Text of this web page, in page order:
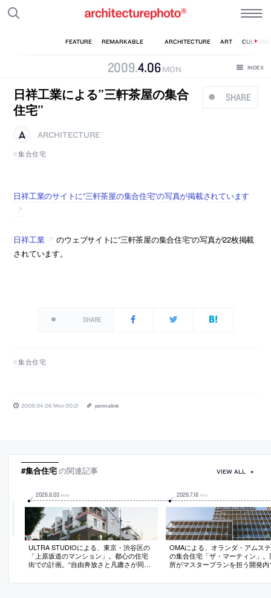
2009.4.06 MON
SHARE
日祥工業による”三軒茶屋の集合
住宅”
ARCHITECTURE
集合住宅
日祥工業のサイトに”三軒茶屋の集合住宅”の写真が掲載されています
日祥工業
のウェブサイトに”三軒茶屋の集合住宅”の写真が22枚掲載
されています。
SHARE
集合住宅
2009.04.06 Mon 00:21 permalink
#集合住宅の関連記事
2026.8.03 MON
ULTRA STUDIOによる、東京・渋谷区の
「上原坂道のマンション」。都心の住宅
街での計画。“自由奔放さと凡庸さが同居
れたものから出発して“過剰に拡大解釈と
2026.7.16 THU
OMAによる、オランダ・アムス
の集合住宅「ザ・マーティン」。
所がマスタープランを担う開発内
組み合わさり、バルコニーが透過
VIEW ALL